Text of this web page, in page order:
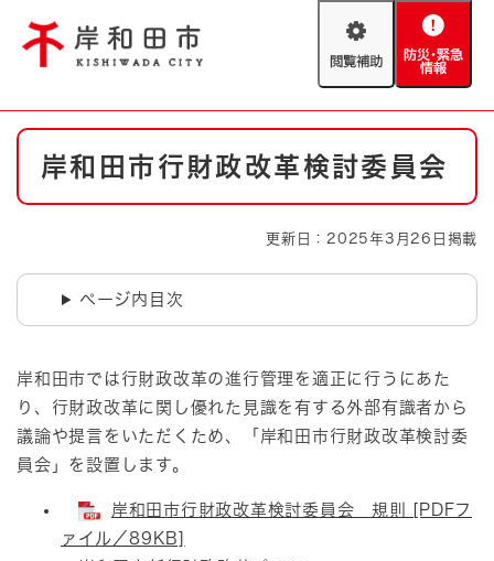
閲
助
防
緊
情
やさしい日本語
背景色変更 白 黒 青
とじる
防災・緊急情報 救急・消防
ハザードマップ AED設置箇所
本
岸和田市行財政改革検討委員会
更新日：2025年3月26日掲載
ページ内目次
岸和田市では行財政改革の進行管理を適正に行うにあた
り、行財政改革に関し優れた見識を有する外部有識者から
議論や提言をいただくため、「岸和田市行財政改革検討委
員会」を設置します。
岸和田市行財政改革検討委員会 規則 [PDFフ
ァイル／89KB]